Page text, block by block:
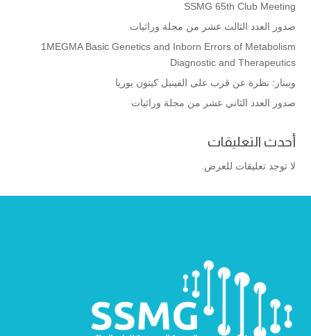
SSMG 65th Club Meeting
صدور العدد الثالث عشر من مجلة وراثيات
1MEGMA Basic Genetics and Inborn Errors of Metabolism
Diagnostic and Therapeutics
ويبنار: نظرة عن قرب على الفينيل كيتون يوريا
صدور العدد الثاني عشر من مجلة وراثيات
أحدث التعليقات
لا توجد تعليقات للعرض.